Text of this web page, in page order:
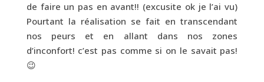
de faire un pas en avant!! (excusite ok je l’ai vu)
Pourtant la réalisation se fait en transcendant
nos peurs et en allant dans nos zones
d’inconfort! c’est pas comme si on le savait pas!
😉